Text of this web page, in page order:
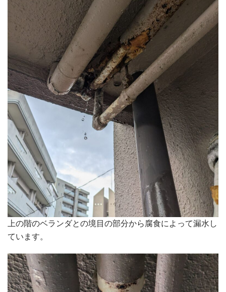
上の階のベランダとの境目の部分から腐食によって漏水し
ています。